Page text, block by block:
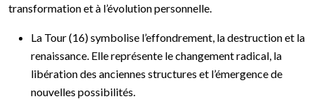
transformation et à l’évolution personnelle.
La Tour (16) symbolise l’effondrement, la destruction et la
renaissance. Elle représente le changement radical, la
libération des anciennes structures et l’émergence de
nouvelles possibilités.